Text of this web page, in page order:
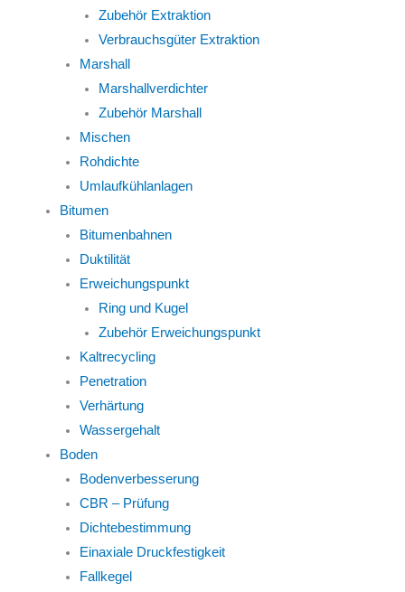
Zubehör Extraktion
Verbrauchsgüter Extraktion
Marshall
Marshallverdichter
Zubehör Marshall
Mischen
Rohdichte
Umlaufkühlanlagen
Bitumen
Bitumenbahnen
Duktilität
Erweichungspunkt
Ring und Kugel
Zubehör Erweichungspunkt
Kaltrecycling
Penetration
Verhärtung
Wassergehalt
Boden
Bodenverbesserung
CBR – Prüfung
Dichtebestimmung
Einaxiale Druckfestigkeit
Fallkegel